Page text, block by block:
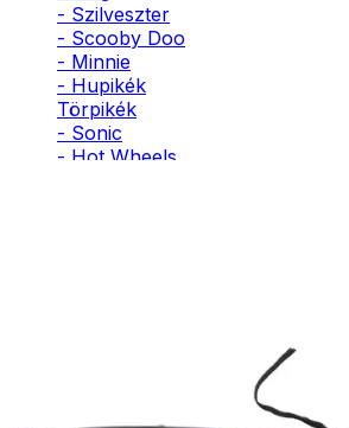
- Szilveszter
- Scooby Doo
- Minnie
- Hupikék
Törpikék
- Sonic
- Hot Wheels